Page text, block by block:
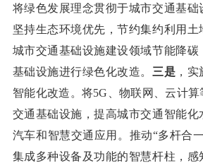
将绿色发展理念贯彻于城市交通基础
坚持生态环境优先，节约集约利用
城市交通基础设施建设领域节能降碳
基础设施进行绿色化改造。 三是 ，
智能化改造。将5G、物联网、云计
交通基础设施，提高城市交通智能化
汽车和智慧交通应用。推动“多杆合
集成多种设备及功能的智慧杆柱，感